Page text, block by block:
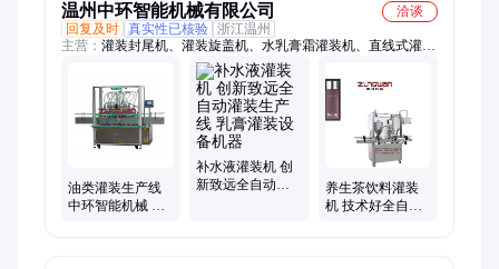
温州中环智能机械有限公司
洽谈
回复及时 真实性已核验 浙江温州
主营： 灌装封尾机、灌装旋盖机、水乳膏霜灌装机、直线式灌装
机、软管灌装封尾机、铝管灌装折尾机、液体灌装旋盖机、膏体
灌装旋盖机、粉末灌装旋盖机、旋盖机、贴标机
油类灌装生产线
中环智能机械 尿
补水液灌装机 创
新致远全自动灌
养生茶饮料灌装
机 技术好全自动